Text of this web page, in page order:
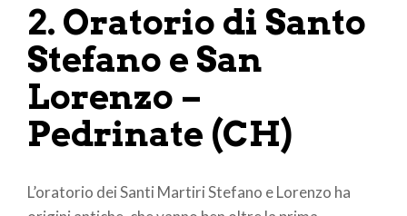
2. Oratorio di Santo
Stefano e San
Lorenzo –
Pedrinate (CH)
L’oratorio dei Santi Martiri Stefano e Lorenzo ha